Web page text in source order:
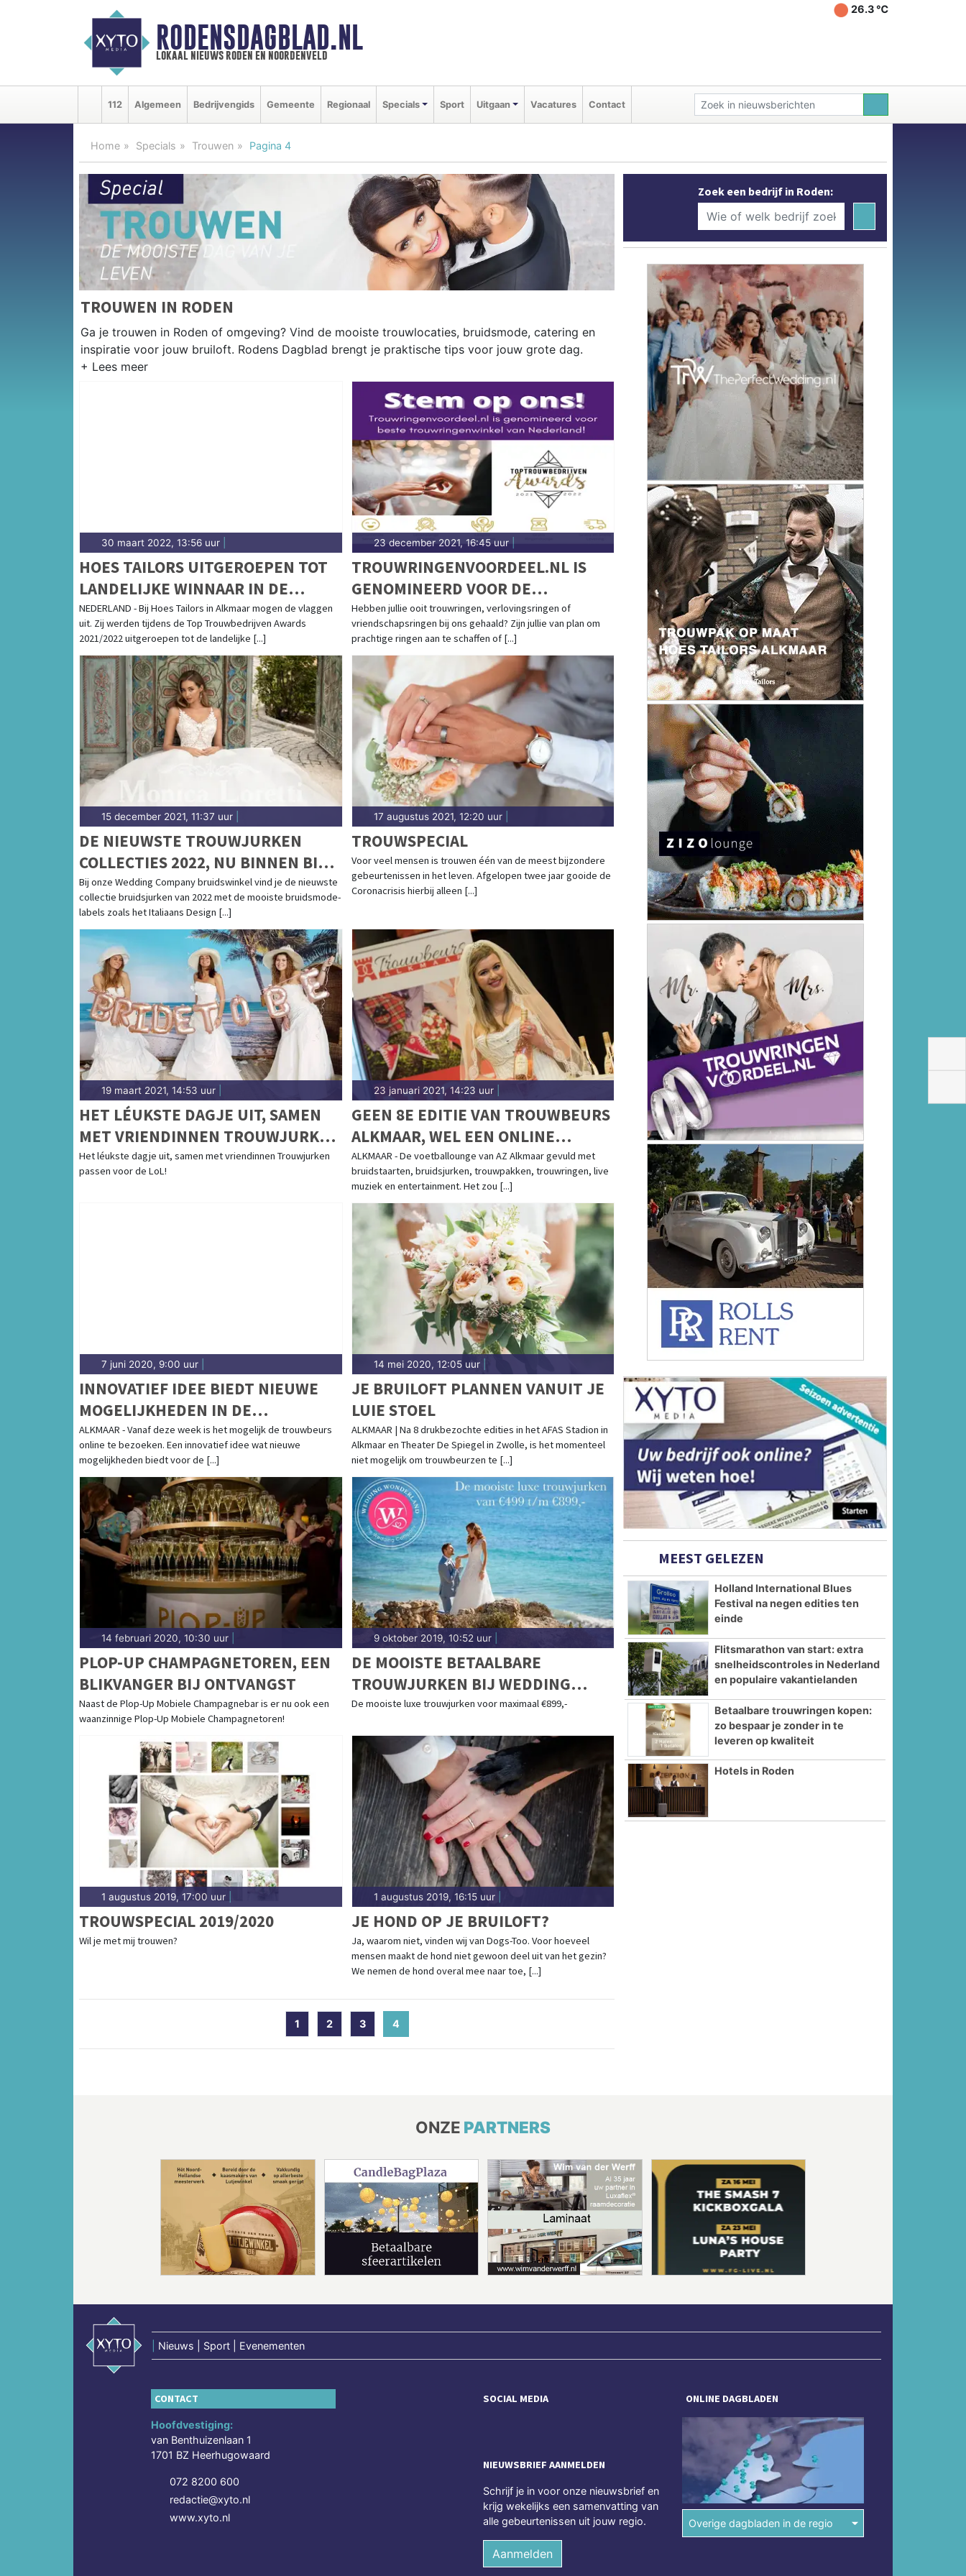
RODENSDAGBLAD.NL
lokaal nieuws roden en noordenveld
26.3 ℃
112 Algemeen Bedrijvengids Gemeente Regionaal Specials Sport Uitgaan Vacatures Contact
Home Specials Trouwen Pagina 4
TROUWEN IN RODEN
Ga je trouwen in Roden of omgeving? Vind de mooiste trouwlocaties, bruidsmode, catering en
inspiratie voor jouw bruiloft. Rodens Dagblad brengt je praktische tips voor jouw grote dag.
30 maart 2022, 13:56 uur
HOES TAILORS UITGEROEPEN TOT
LANDELIJKE WINNAAR IN DE
CATEGORIE TROUWPAKKEN!
NEDERLAND - Bij Hoes Tailors in Alkmaar mogen de vlaggen
uit. Zij werden tijdens de Top Trouwbedrijven Awards
2021/2022 uitgeroepen tot de landelijke [...]
23 december 2021, 16:45 uur|
TROUWRINGENVOORDEEL.NL IS
GENOMINEERD VOOR DE
TOPTROUWBEDRIJVEN AWARDS
2021/2022 IN DE CATEGORIE
TROUWRINGEN!
Hebben jullie ooit trouwringen, verlovingsringen of
vriendschapsringen bij ons gehaald? Zijn jullie van plan om
prachtige ringen aan te schaffen of [...]
15 december 2021, 11:37 uur
DE NIEUWSTE TROUWJURKEN
COLLECTIES 2022, NU BINNEN BIJ
DE WEDDING COMPANY!
Bij onze Wedding Company bruidswinkel vind je de nieuwste
collectie bruidsjurken van 2022 met de mooiste bruidsmode-
labels zoals het Italiaans Design [...]
17 augustus 2021, 12:20 uur|
TROUWSPECIAL
Voor veel mensen is trouwen één van de meest bijzondere
gebeurtenissen in het leven. Afgelopen twee jaar gooide de
Coronacrisis hierbij alleen [...]
19 maart 2021, 14:53 uur
HET LÉUKSTE DAGJE UIT, SAMEN
MET VRIENDINNEN TROUWJURKEN
PASSEN VOOR DE LOL!
Het léukste dagje uit, samen met vriendinnen Trouwjurken
passen voor de LoL!
23 januari 2021, 14:23 uur|
GEEN 8E EDITIE VAN TROUWBEURS
ALKMAAR, WEL EEN ONLINE
ALTERNATIEF
ALKMAAR - De voetballounge van AZ Alkmaar gevuld met
bruidstaarten, bruidsjurken, trouwpakken, trouwringen, live
muziek en entertainment. Het zou [...]
7 juni 2020, 9:00 uur
INNOVATIEF IDEE BIEDT NIEUWE
MOGELIJKHEDEN IN DE
TROUWBRANCHE
ALKMAAR - Vanaf deze week is het mogelijk de trouwbeurs
online te bezoeken. Een innovatief idee wat nieuwe
mogelijkheden biedt voor de [...]
14 mei 2020, 12:05 uur|
JE BRUILOFT PLANNEN VANUIT JE
LUIE STOEL
ALKMAAR | Na 8 drukbezochte edities in het AFAS Stadion in
Alkmaar en Theater De Spiegel in Zwolle, is het momenteel
niet mogelijk om trouwbeurzen te [...]
14 februari 2020, 10:30 uur
PLOP-UP CHAMPAGNETOREN, EEN
BLIKVANGER BIJ ONTVANGST
Naast de Plop-Up Mobiele Champagnebar is er nu ook een
waanzinnige Plop-Up Mobiele Champagnetoren!
9 oktober 2019, 10:52 uur|
DE MOOISTE BETAALBARE
TROUWJURKEN BIJ WEDDING
COMPANY BRUIDSWINKELS
De mooiste luxe trouwjurken voor maximaal €899,-
1 augustus 2019, 17:00 uur
TROUWSPECIAL 2019/2020
Wil je met mij trouwen?
1 augustus 2019, 16:15 uur|
JE HOND OP JE BRUILOFT?
Ja, waarom niet, vinden wij van Dogs-Too. Voor hoeveel
mensen maakt de hond niet gewoon deel uit van het gezin?
We nemen de hond overal mee naar toe, [...]
1 2 3 4
Zoek een bedrijf in Roden:
MEEST GELEZEN
Holland International Blues
Festival na negen edities ten
einde
Flitsmarathon van start: extra
snelheidscontroles in Nederland
en populaire vakantielanden
Betaalbare trouwringen kopen:
zo bespaar je zonder in te
leveren op kwaliteit
Hotels in Roden
ONZE PARTNERS
Nieuws | Sport | Evenementen
CONTACT
Hoofdvestiging:
van Benthuizenlaan 1
1701 BZ Heerhugowaard
072 8200 600
redactie@xyto.nl
www.xyto.nl
SOCIAL MEDIA
NIEUWSBRIEF AANMELDEN
Schrijf je in voor onze nieuwsbrief en
krijg wekelijks een samenvatting van
alle gebeurtenissen uit jouw regio.
Aanmelden
ONLINE DAGBLADEN
Overige dagbladen in de regio